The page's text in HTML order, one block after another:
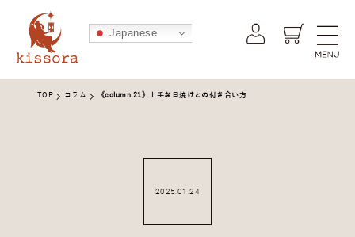
kissora公式オンラインショップ - 日本
TOP コラム 《column.21》上手な日焼けとの付き合い方
2025.01.24
Japanese